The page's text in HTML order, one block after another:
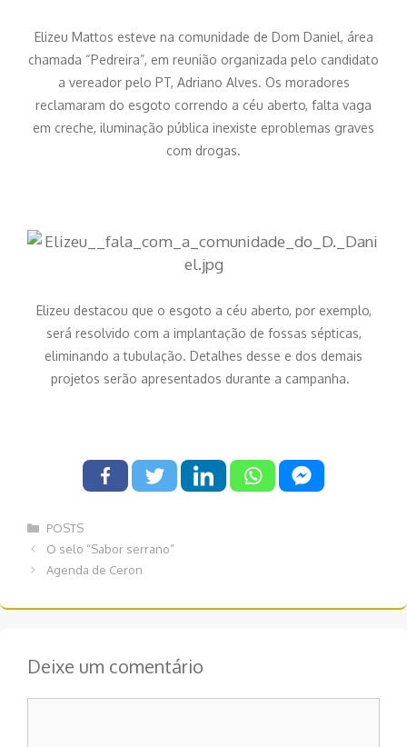
Elizeu Mattos esteve na comunidade de Dom Daniel, área
chamada “Pedreira”, em reunião organizada pelo candidato
a vereador pelo PT, Adriano Alves. Os moradores
reclamaram do esgoto correndo a céu aberto, falta vaga
em creche, iluminação pública inexiste eproblemas graves
com drogas.
Elizeu destacou que o esgoto a céu aberto, por exemplo,
será resolvido com a implantação de fossas sépticas,
eliminando a tubulação. Detalhes desse e dos demais
projetos serão apresentados durante a campanha.
Categorias
POSTS
Navegação
de
O selo “Sabor serrano”
Agenda de Ceron
Deixe um comentário